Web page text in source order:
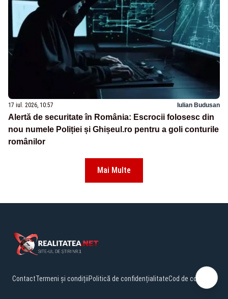
17 iul. 2026, 10:57 Iulian Budusan
Alertă de securitate în România: Escrocii folosesc din
nou numele Poliției și Ghișeul.ro pentru a goli conturile
românilor
Mai Multe
ContactTermeni și condițiiPolitică de confidențialitateCod de conduită